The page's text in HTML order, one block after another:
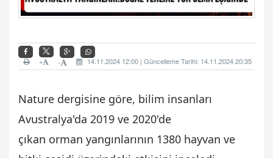
14.11.2024 12:00 | Güncelleme Tarihi: 14.11.2024 20:35
-
+
Nature dergisine göre, bilim insanları
Avustralya'da 2019 ve 2020'de
çıkan orman yangınlarının 1380 hayvan ve